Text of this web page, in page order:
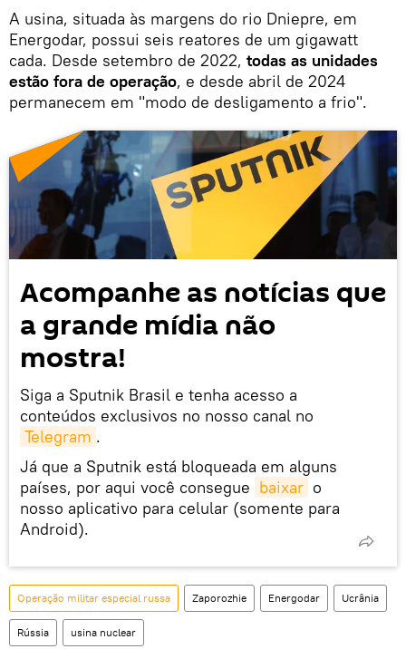
A usina, situada às margens do rio Dniepre, em
Energodar, possui seis reatores de um gigawatt
cada. Desde setembro de 2022, todas as unidades
estão fora de operação, e desde abril de 2024
permanecem em "modo de desligamento a frio".
Acompanhe as notícias que
a grande mídia não
mostra!
Siga a Sputnik Brasil e tenha acesso a
conteúdos exclusivos no nosso canal no
Telegram .
Já que a Sputnik está bloqueada em alguns
países, por aqui você consegue baixar o
nosso aplicativo para celular (somente para
Android).
Operação militar especial russa Zaporozhie Energodar Ucrânia
Rússia usina nuclear